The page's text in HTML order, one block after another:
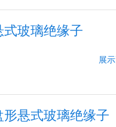
：XP-4.5，XP-70，
160，XWP-70，
玻璃绝缘子
展
形悬式玻璃绝缘子